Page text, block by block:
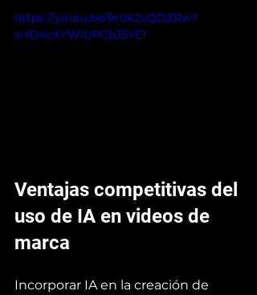
https://youtu.be/9r0K2xQDZRw?
si=D4cXYWIUPCbJ5YE1
Ventajas competitivas del
uso de IA en videos de
marca
Incorporar IA en la creación de